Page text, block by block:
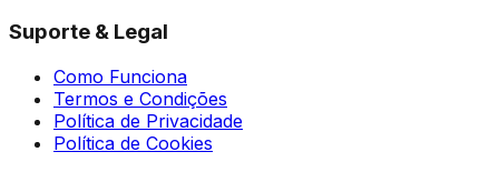
Suporte & Legal
Como Funciona
Termos e Condições
Política de Privacidade
Política de Cookies